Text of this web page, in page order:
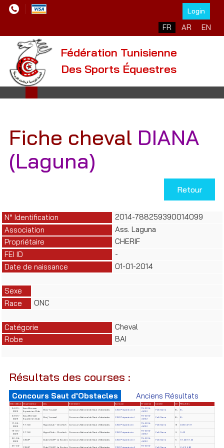
Login
Sélectionnez votre
FR AR EN
Fédération Tunisienne
Des Sports Équestres
Fiche cheval DIANA
(Laguna)
Retour
N° Identification
2014-788259390014099
Association
Ass. Laguna
Propriétaire
CHERIF
FEI ID
-
Date de naissance
01-01-2014
Sexe
Race
ONC
Catégorie
Cheval
Robe
BAI
Résultats des courses :
Concours Saut d'Obstacles Anciens Résultats
Date début Organisateur Lieu Evènement Epreuve N° License Cavalier Clt
Résultats
24-05-
2026
Ass. Alforssan
Equestrian Club
Borj Youssef Concours National de Saut d'obstacles CSO Préparatoire II
TN-2014-
44132
Felli Sarra EL EL
24-05-
2026
Ass. Alforssan
Equestrian Club
Borj Youssef Concours National de Saut d'obstacles CSO Préparatoire I
TN-2014-
44132
Felli Sarra EL EL
17-05-
2026
F.T.S.E HippoClub – Chorfech Concours National de Saut d'Obstacles CSO Préparatoire
TN-2014-
44132
Felli Sarra 8 0.00/47.91
16-05-
2026
F.T.S.E HippoClub – Chorfech Concours National de Saut d'Obstacles CSO Préparatoire
TN-2014-
44132
Felli Sarra 9 54.3
26-04-
2026
CSUIP Club CSUIP- La Soukra Concours National de Saut d'Obstacles CSO Préparatoire I
TN-2014-
44132
Felli Sarra 5 61.42/61.42
26-04-
CSUIP Club CSUIP- La Soukra Concours National de Saut d'Obstacles CSO Préparatoire II
TN-2014-
Felli Sarra 7 64/54.82